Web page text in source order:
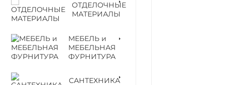
ОТДЕЛОЧНЫЕ
МАТЕРИАЛЫ
МЕБЕЛЬ и
МЕБЕЛЬНАЯ
ФУРНИТУРА
САНТЕХНИКА